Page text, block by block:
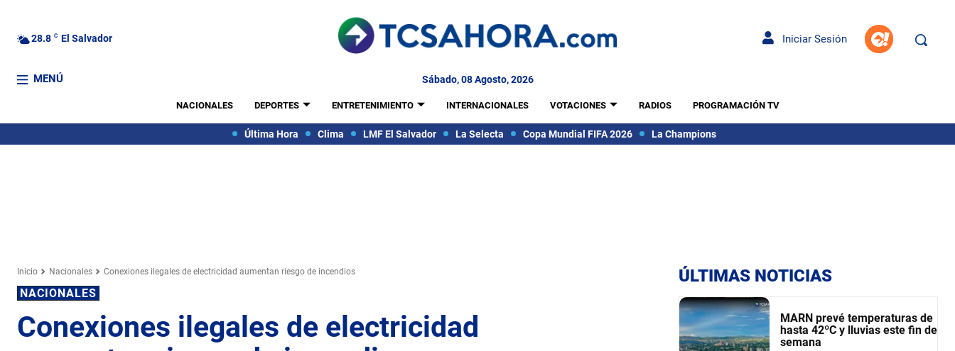
28.8 C El Salvador Iniciar Sesión
MENÚ Sábado, 08 Agosto, 2026
NACIONALES DEPORTES ENTRETENIMIENTO INTERNACIONALES VOTACIONES RADIOS PROGRAMACIÓN TV
Última Hora Clima LMF El Salvador La Selecta Copa Mundial FIFA 2026 La Champions
Inicio Nacionales Conexiones ilegales de electricidad aumentan riesgo de incendios
NACIONALES
Conexiones ilegales de electricidad
ÚLTIMAS NOTICIAS
MARN prevé temperaturas de
hasta 42ºC y lluvias este fin de
semana